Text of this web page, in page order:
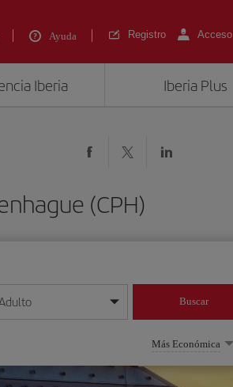
Ayuda Registro Acceso
Iberia Iberia Plus
(CPH)
día/mes/año
Buscar
Más Económica